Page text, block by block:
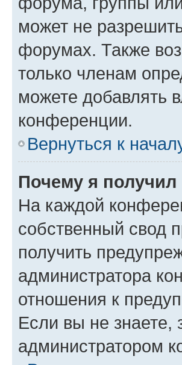
может не
форумах. Также
только членам
можете добавлять
конференции.
Вернуться к
Почему я
На каждой
собственный свод
получить
администратора
отношения к
Если вы не знаете,
администратором